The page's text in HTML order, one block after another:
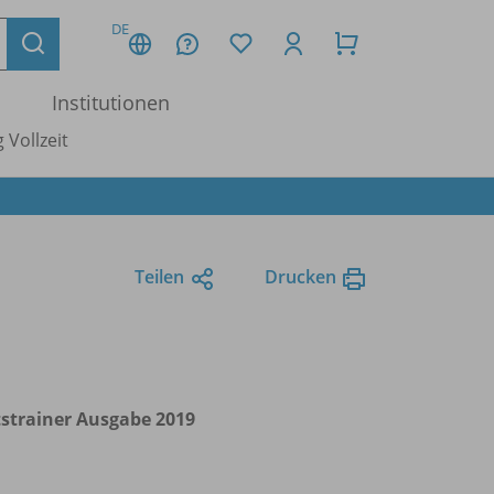
DE
Institutionen
Vollzeit
Teilen Drucken
Ausgabe 2019